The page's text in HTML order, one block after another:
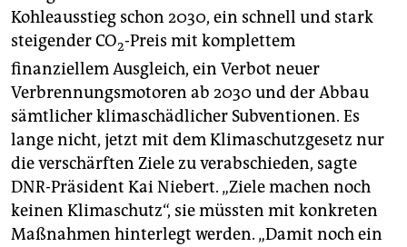
Kohleausstieg schon 2030, ein schnell und stark
steigender CO2-Preis mit komplettem
finanziellem Ausgleich, ein Verbot neuer
Verbrennungsmotoren ab 2030 und der Abbau
sämtlicher klimaschädlicher Subventionen. Es
lange nicht, jetzt mit dem Klimaschutzgesetz nur
die verschärften Ziele zu verabschieden, sagte
DNR-Präsident Kai Niebert. „Ziele machen noch
keinen Klimaschutz“, sie müssten mit konkreten
Maßnahmen hinterlegt werden. „Damit noch ein